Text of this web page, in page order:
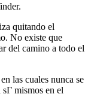
quitando el
No existe que
del camino a todo el
las cuales nunca se
mismos en el